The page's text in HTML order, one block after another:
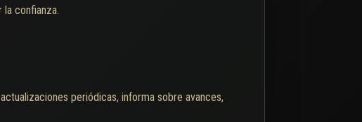
confianza.
periódicas, informa sobre avances,